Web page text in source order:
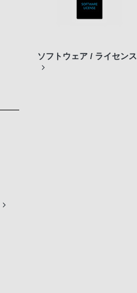
ソフトウェア / ライセンス